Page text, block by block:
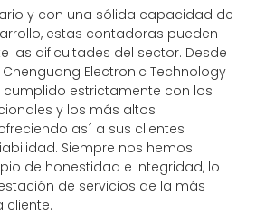
y con una sólida capacidad de
estas contadoras pueden
las dificultades del sector. Desde
Electronic Technology
cumplido estrictamente con los
y los más altos
así a sus clientes
Siempre nos hemos
de honestidad e integridad, lo
de servicios de la más